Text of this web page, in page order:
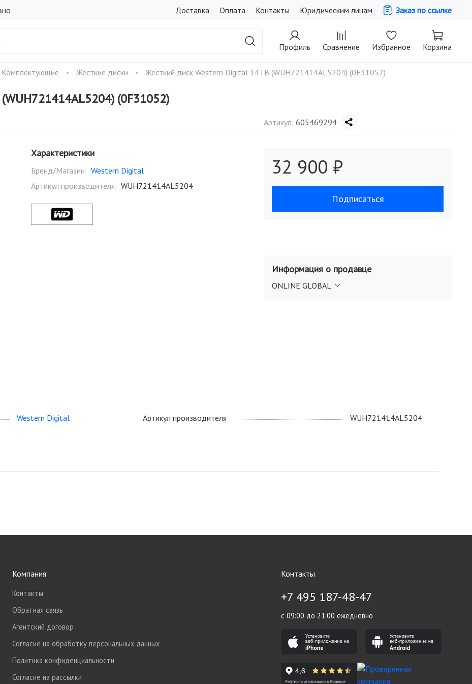
Доставка Оплата Контакты Юридическим лицам Заказ по ссылке
Профиль Сравнение Избранное Корзина
Комплектующие Жесткие диски Жесткий диск Western Digital 14TB (WUH721414AL5204) (0F31052)
(0F31052)
Артикул: 605469294
Характеристики
Бренд/Магазин: Western Digital
Артикул производителя: WUH721414AL5204
32 900 ₽
Подписаться
Информация о продавце
ONLINE GLOBAL
Western Digital Артикул производителя WUH721414AL5204
Компания
Контакты
Обратная связь
Агентский договор
Согласие на обработку персональных данных
Политика конфиденциальности
Согласие на рассылки
Контакты
+7 495 187-48-47
с 09:00 до 21:00 ежедневно